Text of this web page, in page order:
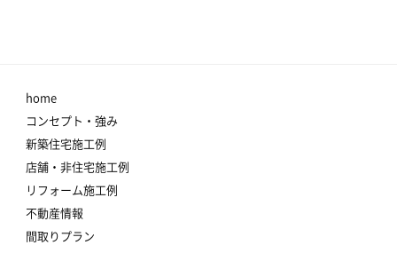
home
コンセプト・強み
新築住宅施工例
店舗・非住宅施工例
リフォーム施工例
不動産情報
間取りプラン